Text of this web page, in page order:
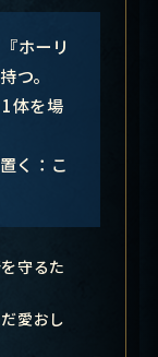
ホーリ
つ。
体を場
く：こ
守るた
愛おし